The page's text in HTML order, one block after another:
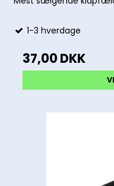
1-3 hverdage
37,00 DKK